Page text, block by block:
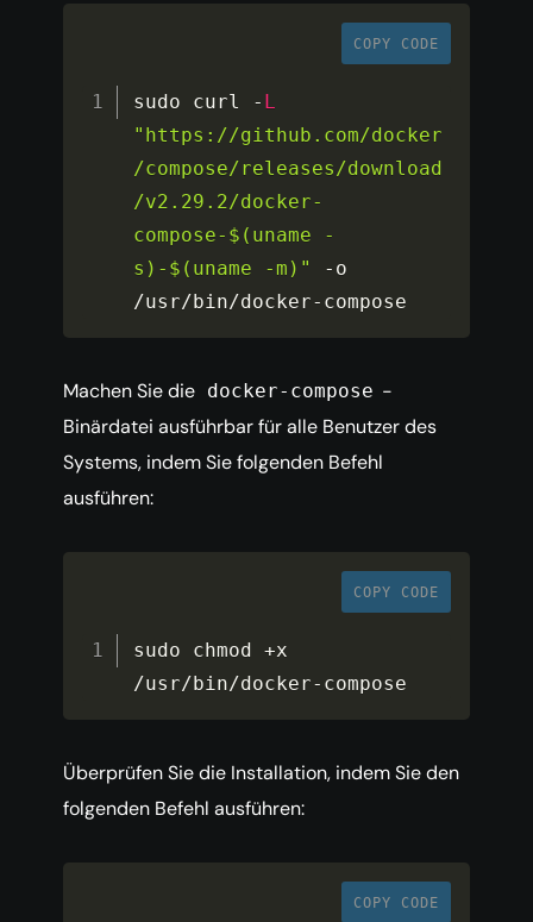
COPY CODE
sudo curl - L
"https://github.com/docker
/compose/releases/download
/v2.29.2/docker-
compose-$(uname -
s)-$(uname -m)"
-
/usr/ bin/docker- compose
Machen Sie die docker-compose -
Binärdatei ausführbar für alle Benutzer des
Systems, indem Sie folgenden Befehl
ausführen:
COPY CODE
sudo chmod +
/usr/ bin/docker- compose
Überprüfen Sie die Installation, indem Sie den
folgenden Befehl ausführen:
COPY CODE